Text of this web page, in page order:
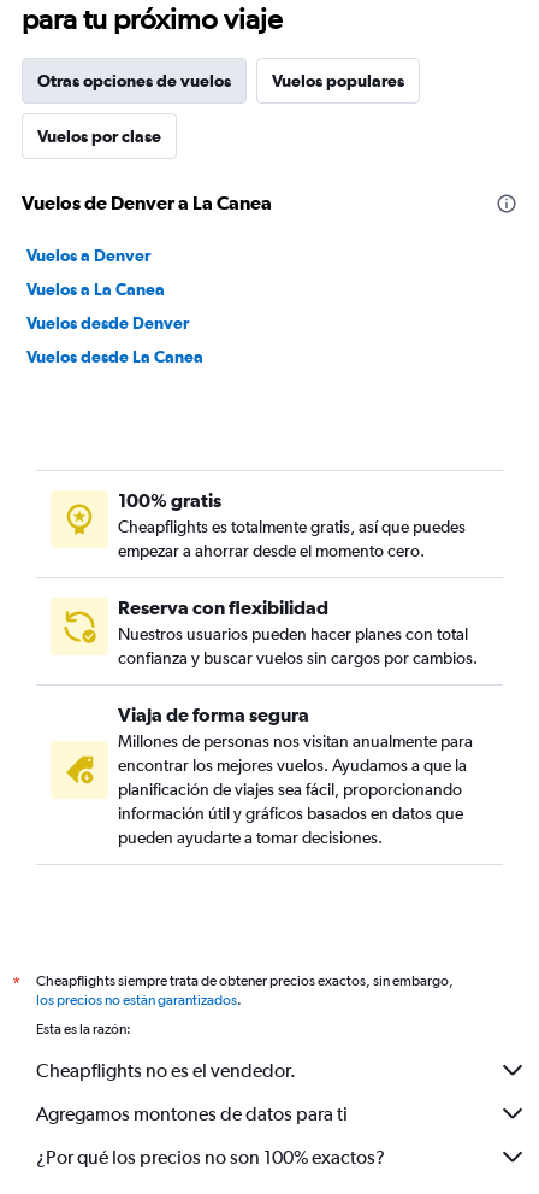
para tu próximo viaje
Otras opciones de vuelos Vuelos populares
Vuelos por clase
Vuelos de Denver a La Canea
Vuelos a Denver
Vuelos a La Canea
Vuelos desde Denver
Vuelos desde La Canea
100% gratis
Cheapflights es totalmente gratis, así que puedes
empezar a ahorrar desde el momento cero.
Reserva con flexibilidad
Nuestros usuarios pueden hacer planes con total
confianza y buscar vuelos sin cargos por cambios.
Viaja de forma segura
Millones de personas nos visitan anualmente para
encontrar los mejores vuelos. Ayudamos a que la
planificación de viajes sea fácil, proporcionando
información útil y gráficos basados en datos que
pueden ayudarte a tomar decisiones.
*
Cheapflights siempre trata de obtener precios exactos, sin embargo,
los precios no están garantizados.
Esta es la razón:
Cheapflights no es el vendedor.
Agregamos montones de datos para ti
¿Por qué los precios no son 100% exactos?